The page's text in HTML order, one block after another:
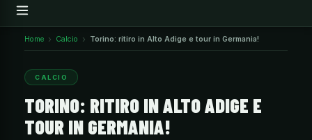
Home Calcio Torino: ritiro in Alto Adige e tour in Germania!
CALCIO
TORINO: RITIRO IN ALTO ADIGE E
TOUR IN GERMANIA!